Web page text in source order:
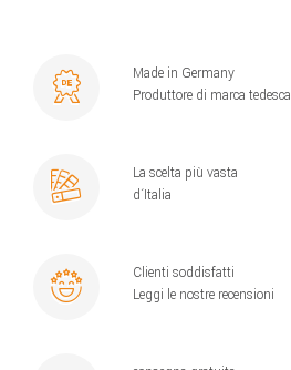
Made in Germany
Produttore di marca tedesca
La scelta più vasta
d´Italia
Clienti soddisfatti
Leggi le nostre recensioni